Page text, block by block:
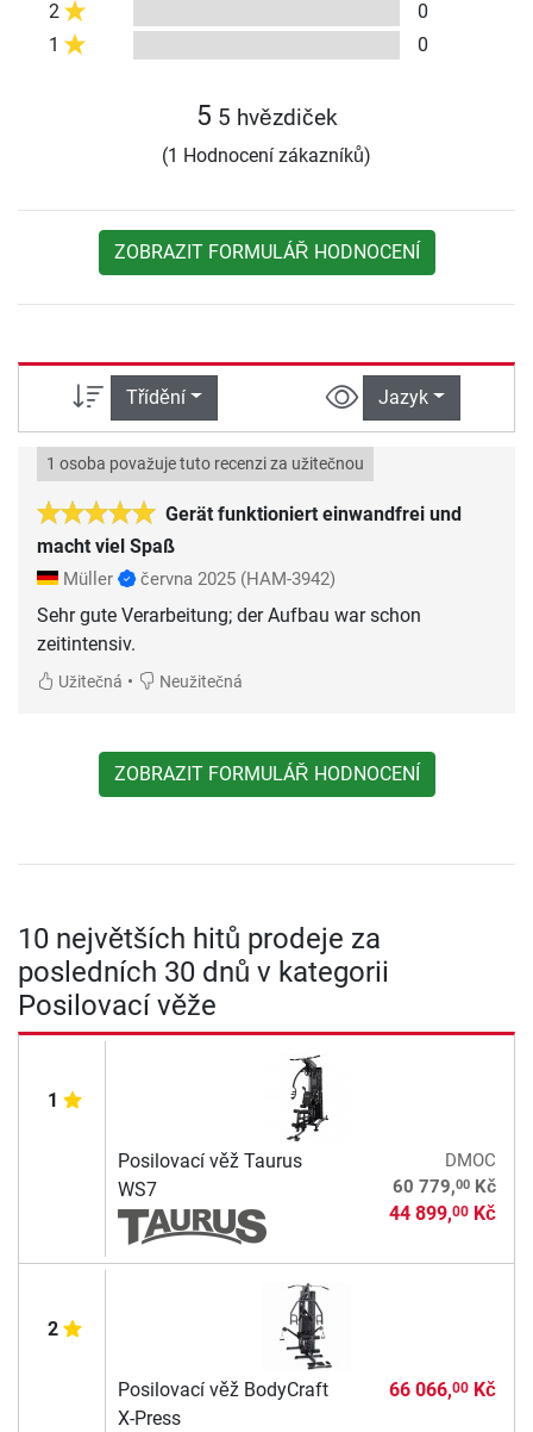
2
0
1
0
5 5 hvězdiček
(1 Hodnocení zákazníků)
ZOBRAZIT FORMULÁŘ HODNOCENÍ
Třídění Jazyk
Gerät funktioniert einwandfrei und
macht viel Spaß
1 osoba považuje tuto recenzi za užitečnou
Müller června 2025 (HAM-3942)
Sehr gute Verarbeitung; der Aufbau war schon
zeitintensiv.
Užitečná • Neužitečná
ZOBRAZIT FORMULÁŘ HODNOCENÍ
10 největších hitů prodeje za
posledních 30 dnů v kategorii
Posilovací věže
1
Posilovací věž Taurus
WS7
DMOC
60 779,00Kč
44 899,00Kč
2
Posilovací věž BodyCraft
X-Press
66 066,00Kč